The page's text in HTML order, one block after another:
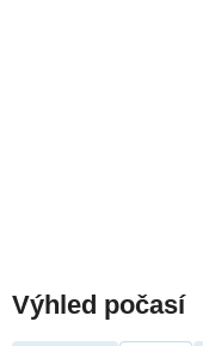
Výhled počasí